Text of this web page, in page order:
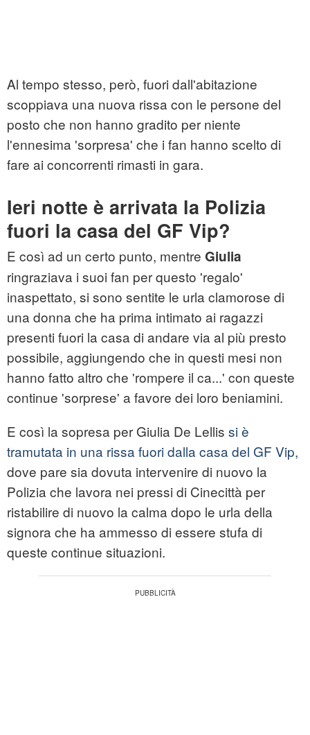
Al tempo stesso, però, fuori dall'abitazione
scoppiava una nuova rissa con le persone del
posto che non hanno gradito per niente
l'ennesima 'sorpresa' che i fan hanno scelto di
fare ai concorrenti rimasti in gara.
Ieri notte è arrivata la Polizia
fuori la casa del GF Vip?
E così ad un certo punto, mentre Giulia
ringraziava i suoi fan per questo 'regalo'
inaspettato, si sono sentite le urla clamorose di
una donna che ha prima intimato ai ragazzi
presenti fuori la casa di andare via al più presto
possibile, aggiungendo che in questi mesi non
hanno fatto altro che 'rompere il ca...' con queste
continue 'sorprese' a favore dei loro beniamini.
E così la sopresa per Giulia De Lellis si è
tramutata in una rissa fuori dalla casa del GF Vip,
dove pare sia dovuta intervenire di nuovo la
Polizia che lavora nei pressi di Cinecittà per
ristabilire di nuovo la calma dopo le urla della
signora che ha ammesso di essere stufa di
queste continue situazioni.